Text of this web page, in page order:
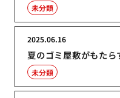
未分類
夏のゴミ屋敷がもた
2025.06.16
未分類